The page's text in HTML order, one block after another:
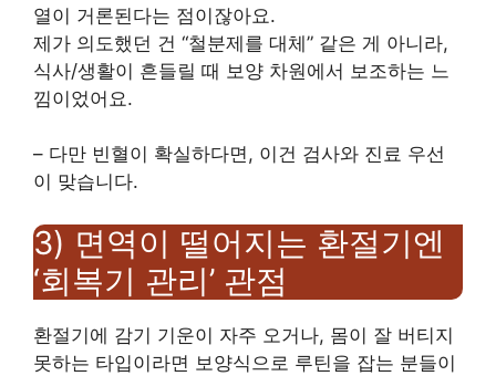
열이 거론된다는 점이잖아요.
제가 의도했던 건 “철분제를 대체” 같은 게 아니라,
식사/생활이 흔들릴 때 보양 차원에서 보조하는 느
낌이었어요.
– 다만 빈혈이 확실하다면, 이건 검사와 진료 우선
이 맞습니다.
3) 면역이 떨어지는 환절기엔
‘회복기 관리’ 관점
환절기에 감기 기운이 자주 오거나, 몸이 잘 버티지
못하는 타입이라면 보양식으로 루틴을 잡는 분들이